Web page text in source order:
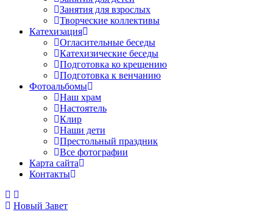
Занятия для взрослых
Творческие коллективы
Катехизация
Огласительные беседы
Катехизические беседы
Подготовка ко крещению
Подготовка к венчанию
Фотоальбомы
Наш храм
Настоятель
Клир
Наши дети
Престольный праздник
Все фотографии
Карта сайта
Контакты
Новый Завет